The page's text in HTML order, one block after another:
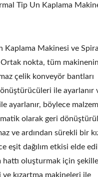
Tip Un Kaplama
Kaplama Makinesi ve
Ortak nokta, tüm makinenin
çelik konveyör bantları
ile ayarlanır
ayarlanır, böylece
olarak geri
ve ardından sürekli bir
eşit dağılım etkisi elde
hattı oluşturmak için
kızartma makineleri ile